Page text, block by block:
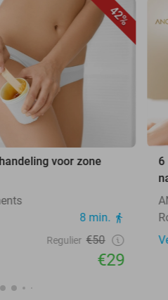
42%
voor zone
8 min.
Regulier €50
€29
6